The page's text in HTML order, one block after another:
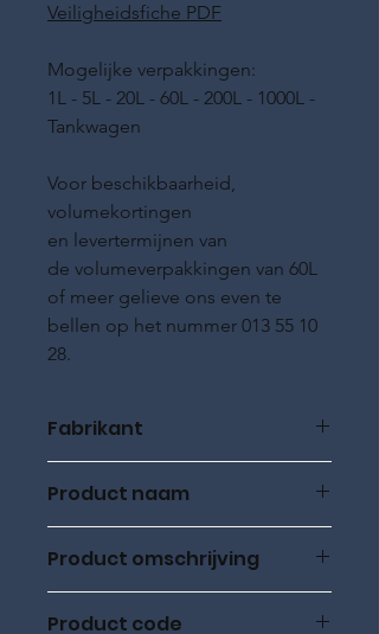
Veiligheidsfiche PDF
Mogelijke verpakkingen:
1L - 5L - 20L - 60L - 200L - 1000L -
Tankwagen
Voor beschikbaarheid,
volumekortingen
en levertermijnen van
de volumeverpakkingen van 60L
of meer gelieve ons even te
bellen op het nummer 013 55 10
28.
Fabrikant
Product naam
Product omschrijving
Product code